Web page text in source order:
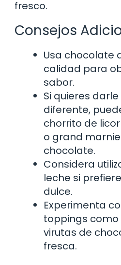
fresco.
Consejos
Usa chocolate
calidad para
sabor.
Si quieres
diferente,
chorrito de
o grand
chocolate.
Considera
leche si
dulce.
Experimenta
toppings como
virutas de
fresca.